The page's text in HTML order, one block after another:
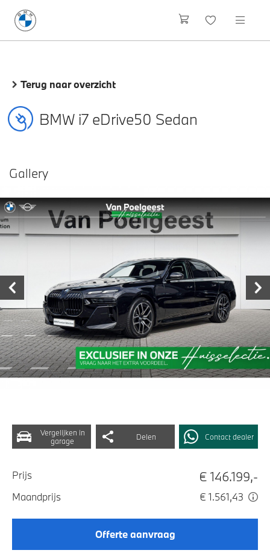
Terug naar overzicht
BMW i7 eDrive50 Sedan
Vergelijken in
garage
Delen Contact dealer
Prijs € 146.199,-
Maandprijs € 1.561,43
Offerte aanvraag
Gallery